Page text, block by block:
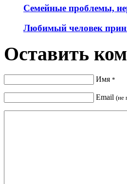
Семейные проблемы,
Любимый человек
Оставить
Имя *
Email (не